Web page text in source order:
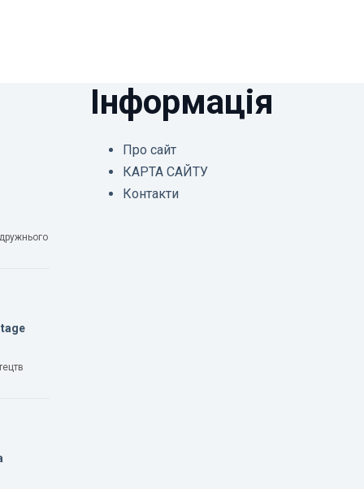
Інформація
Про сайт
КАРТА САЙТУ
Контакти